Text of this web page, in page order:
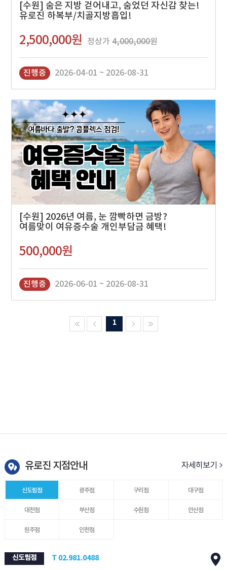
[수원] 숨은 지방 걷어내고, 숨었던 자신감 찾는!
유로진 하복부/치골지방흡입!
2,500,000원 정상가4,000,000원
진행중 2026-04-01 ~ 2026-08-31
[수원] 2026년 여름, 눈 깜빡하면 금방?
여름맞이 여유증수술 개인부담금 혜택!
500,000원
진행중 2026-06-01 ~ 2026-08-31
1
유로진 지점안내 자세히보기
신도림점 광주점 구리점 대구점
대전점 부산점 수원점 안산점
원주점 인천점
신도림점 T 02.981.0488